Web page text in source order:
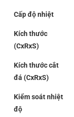
Cấp độ nhiệt
Kích thước
(CxRxS)
Kích thước cắt
đá (CxRxS)
Kiểm soát nhiệt
độ